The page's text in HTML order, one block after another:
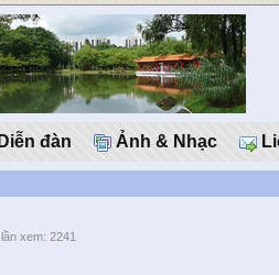
Diễn đàn Ảnh & Nhạc
xem: 2241